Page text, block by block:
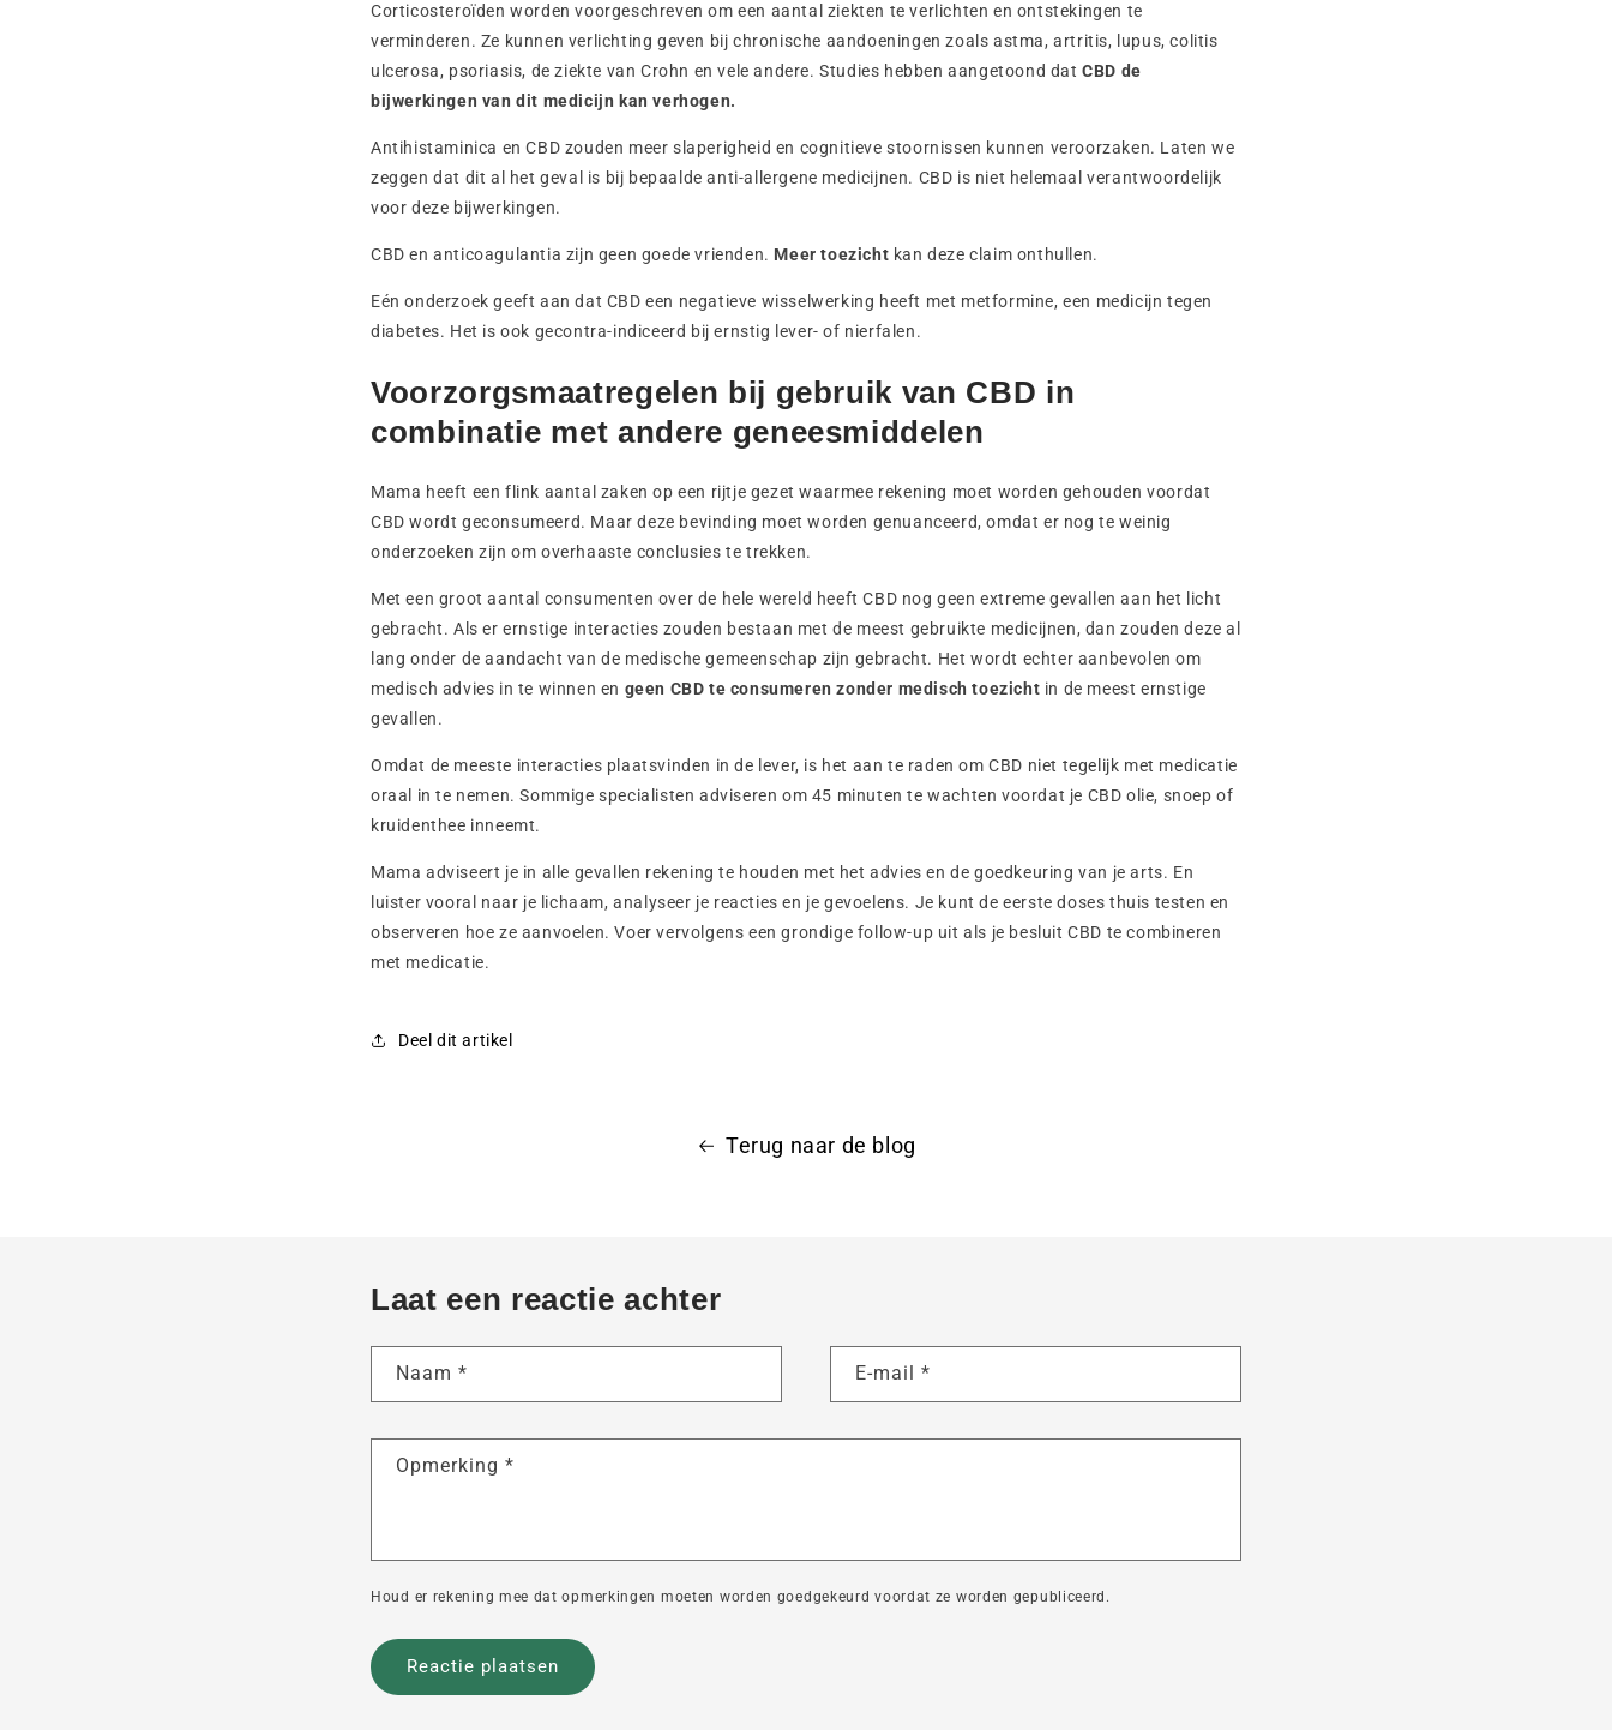
Corticosteroïden worden voorgeschreven om een aantal ziekten te verlichten en ontstekingen te
verminderen. Ze kunnen verlichting geven bij chronische aandoeningen zoals astma, artritis, lupus, colitis
ulcerosa, psoriasis, de ziekte van Crohn en vele andere. Studies hebben aangetoond dat CBD de
bijwerkingen van dit medicijn kan verhogen.
Antihistaminica en CBD zouden meer slaperigheid en cognitieve stoornissen kunnen veroorzaken. Laten we
zeggen dat dit al het geval is bij bepaalde anti-allergene medicijnen. CBD is niet helemaal verantwoordelijk
voor deze bijwerkingen.
CBD en anticoagulantia zijn geen goede vrienden. Meer toezicht kan deze claim onthullen.
Eén onderzoek geeft aan dat CBD een negatieve wisselwerking heeft met metformine, een medicijn tegen
diabetes. Het is ook gecontra-indiceerd bij ernstig lever- of nierfalen.
Voorzorgsmaatregelen bij gebruik van CBD in
combinatie met andere geneesmiddelen
Mama heeft een flink aantal zaken op een rijtje gezet waarmee rekening moet worden gehouden voordat
CBD wordt geconsumeerd. Maar deze bevinding moet worden genuanceerd, omdat er nog te weinig
onderzoeken zijn om overhaaste conclusies te trekken.
Met een groot aantal consumenten over de hele wereld heeft CBD nog geen extreme gevallen aan het licht
gebracht. Als er ernstige interacties zouden bestaan met de meest gebruikte medicijnen, dan zouden deze al
lang onder de aandacht van de medische gemeenschap zijn gebracht. Het wordt echter aanbevolen om
medisch advies in te winnen en geen CBD te consumeren zonder medisch toezicht in de meest ernstige
gevallen.
Omdat de meeste interacties plaatsvinden in de lever, is het aan te raden om CBD niet tegelijk met medicatie
oraal in te nemen. Sommige specialisten adviseren om 45 minuten te wachten voordat je CBD olie, snoep of
kruidenthee inneemt.
Mama adviseert je in alle gevallen rekening te houden met het advies en de goedkeuring van je arts. En
luister vooral naar je lichaam, analyseer je reacties en je gevoelens. Je kunt de eerste doses thuis testen en
observeren hoe ze aanvoelen. Voer vervolgens een grondige follow-up uit als je besluit CBD te combineren
met medicatie.
Deel dit artikel
Terug naar de blog
Laat een reactie achter
Naam * E-mail *
Opmerking *
Houd er rekening mee dat opmerkingen moeten worden goedgekeurd voordat ze worden gepubliceerd.